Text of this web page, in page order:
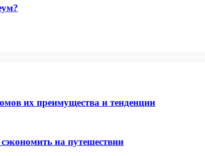
их преимущества и тенденции
на путешествии